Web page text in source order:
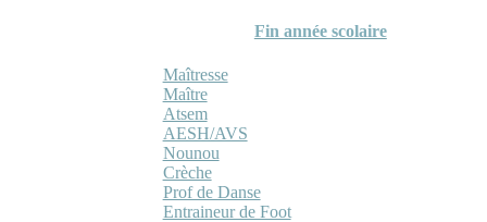
Fin année scolaire
Maîtresse
Maître
Atsem
AESH/AVS
Nounou
Crèche
Prof de Danse
Entraineur de Foot